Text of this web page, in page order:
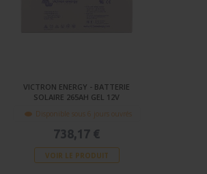
VICTRON ENERGY - BATTERIE
SOLAIRE 265AH GEL 12V
Disponible sous 6 jours ouvrés
738,17 €
VOIR LE PRODUIT